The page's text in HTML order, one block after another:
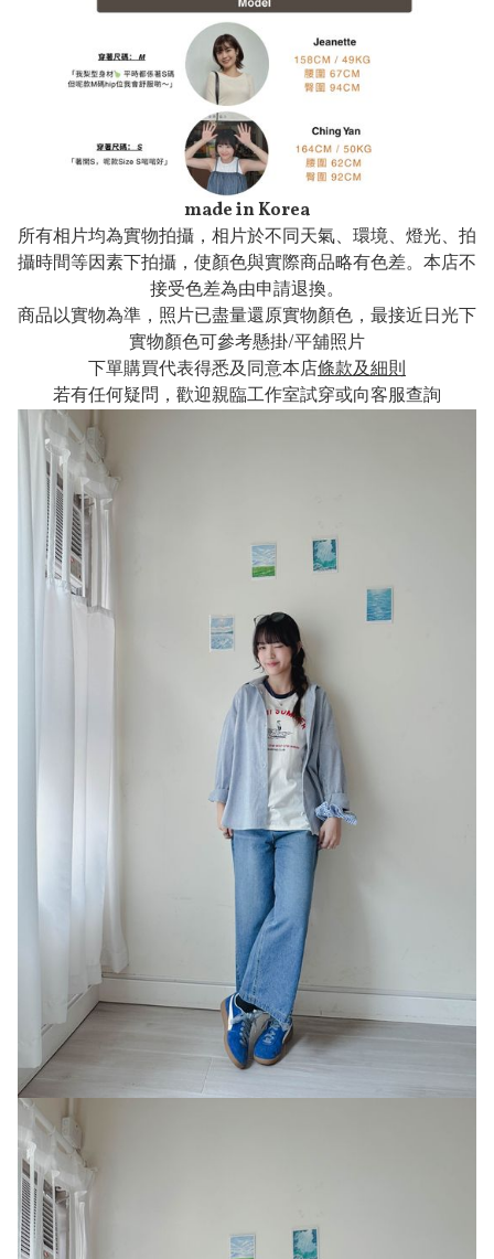
made in Korea
所有相片均為實物拍攝，相片於不同天氣、環境、燈光、拍
攝時間等因素下拍攝，使顏色與實際商品略有色差。本店不
接受色差為由申請退換。
商品以實物為準，照片已盡量還原實物顏色，最接近日光下
實物顏色可參考懸掛/平舖照片
下單購買代表得悉及同意本店條款及細則
若有任何疑問，歡迎親臨工作室試穿或向客服查詢